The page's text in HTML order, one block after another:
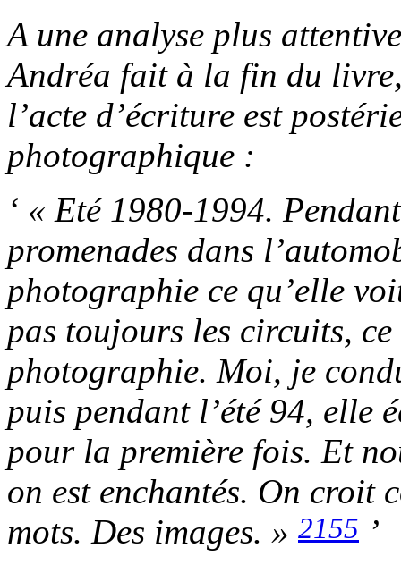
A une analyse plus
Andréa fait à la fin du
l’acte d’écriture est
photographique :
‘ « Eté 1980-1994.
promenades dans
photographie ce qu’elle
pas toujours les circuits,
photographie. Moi, je
puis pendant l’été 94, elle
pour la première fois. Et
on est enchantés. On croit
mots. Des images. » 2155 ’